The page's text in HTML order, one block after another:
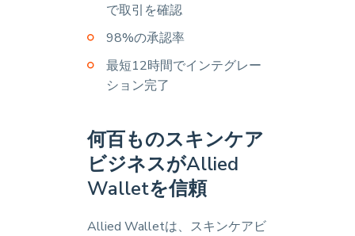
で取引を確認
98%の承認率
最短12時間でインテグレー
ション完了
何百ものスキンケア
ビジネスがAllied
Walletを信頼
Allied Walletは、スキンケアビ